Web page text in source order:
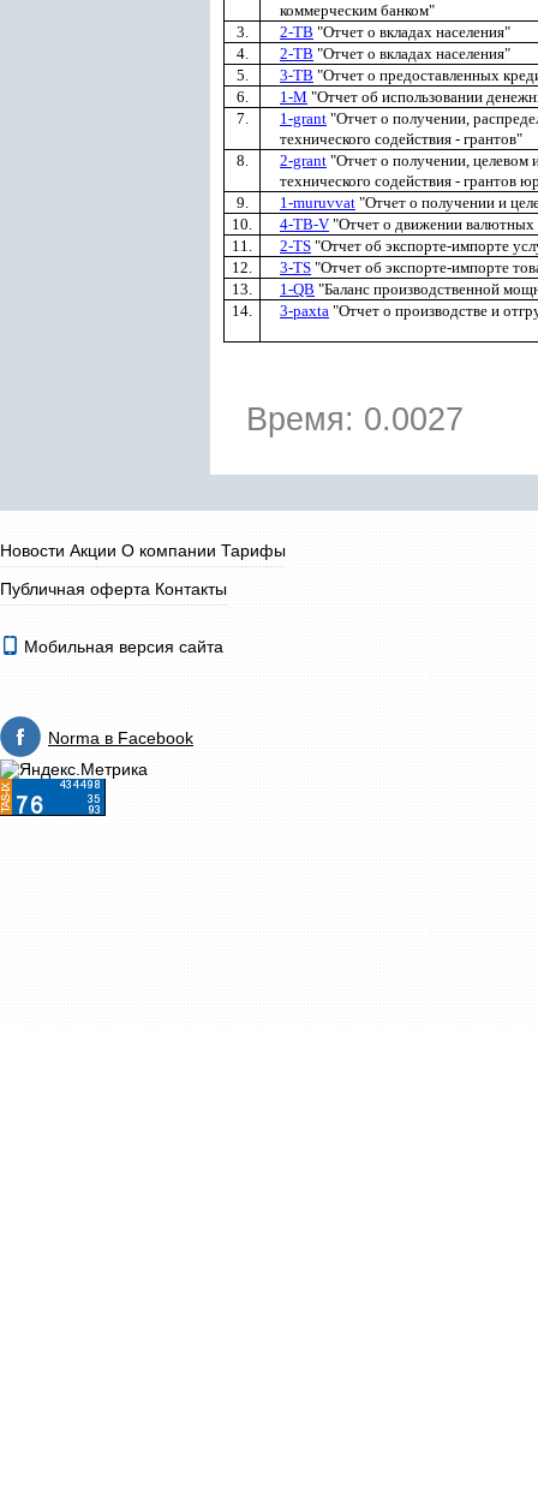
коммерческим банком"
3.
2-ТВ "Отчет о вкладах населения"
4.
2-ТВ "Отчет о вкладах населения"
5.
3-ТВ "Отчет о предоставленных
6.
1-М "Отчет об использовании
7.
1-grant "Отчет о получении,
технического содействия - грантов"
8.
2-grant "Отчет о получении, целевом
технического содействия - грантов
9.
1-muruvvat "Отчет о получении и
10.
4-TB-V "Отчет о движении
11.
2-TS "Отчет об экспорте-импорте
12.
3-TS "Отчет об экспорте-импорте
13.
1-QB "Баланс производственной
14.
3-paxta "Отчет о производстве и
Время: 0.0027
Новости Акции О компании Тарифы
Публичная оферта Контакты
Мобильная версия сайта
Norma в Facebook